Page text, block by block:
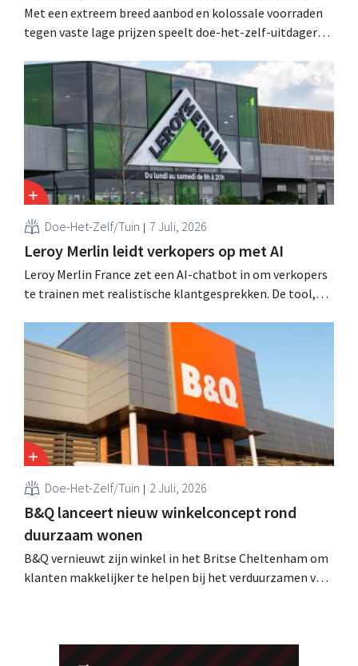
Met een extreem breed aanbod en kolossale voorraden
tegen vaste lage prijzen speelt doe-het-zelf-uitdager
“We lossen drie belangrijke problemen op voor onze
klanten,” zegt topman Loïc Hardy.
Doe-Het-Zelf/Tuin 7 Juli, 2026
Leroy Merlin leidt verkopers op met AI
Leroy Merlin France zet een AI-chatbot in om verkopers
te trainen met realistische klantgesprekken. De tool,
proefproject in acht winkels en leverde volgens de
retailer meer vertrouwen bij teams, betere commerciële
resultaten en tevredener klanten op.
Doe-Het-Zelf/Tuin 2 Juli, 2026
B&Q lanceert nieuw winkelconcept rond
duurzaam wonen
B&Q vernieuwt zijn winkel in het Britse Cheltenham om
klanten makkelijker te helpen bij het verduurzamen van